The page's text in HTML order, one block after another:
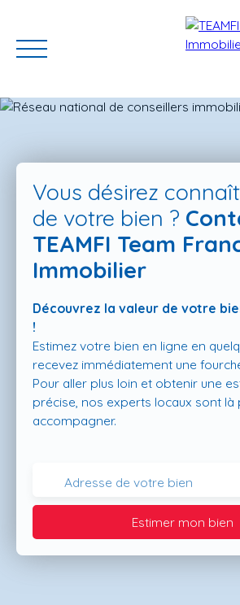
ACCUEIL ACHETER GERER VOTRE
Vous désirez
de votre bien ?
TEAMFI Team
Immobilier
Découvrez la valeur de votre
!
Estimez votre bien en ligne en
recevez immédiatement une
Pour aller plus loin et obtenir une
précise, nos experts locaux sont là
accompagner.
Adresse de votre bien
Estimer mon bien